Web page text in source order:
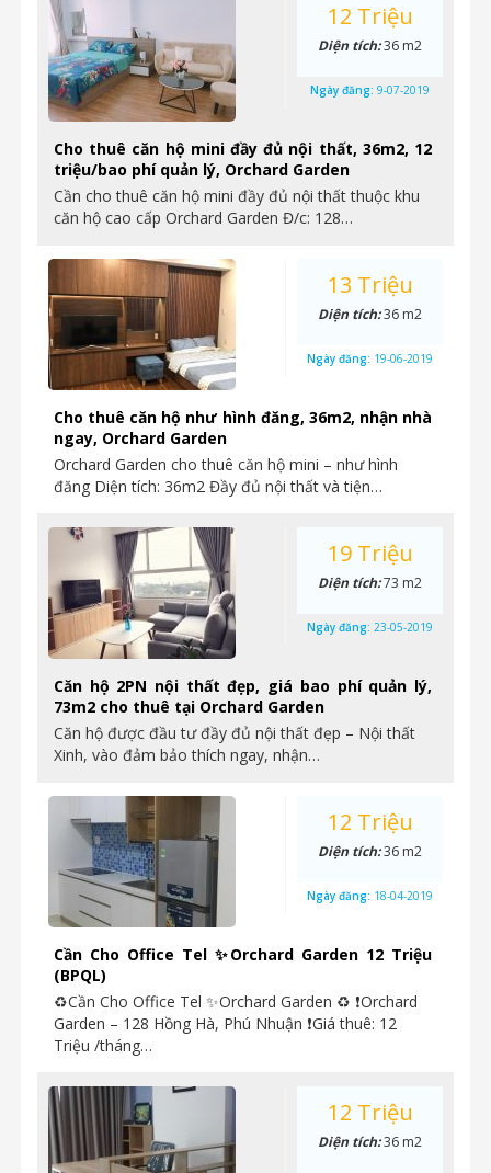
Cho thuê căn hộ mini đầy đủ nội thất, 36m2, 12
triệu/bao phí quản lý, Orchard Garden
Cần cho thuê căn hộ mini đầy đủ nội thất thuộc khu
căn hộ cao cấp Orchard Garden Đ/c: 128…
12 Triệu
Diện tích:36 m2
Ngày đăng: 9-07-2019
Cho thuê căn hộ như hình đăng, 36m2, nhận nhà
ngay, Orchard Garden
Orchard Garden cho thuê căn hộ mini – như hình
đăng Diện tích: 36m2 Đầy đủ nội thất và tiện…
13 Triệu
Diện tích:36 m2
Ngày đăng: 19-06-2019
Căn hộ 2PN nội thất đẹp, giá bao phí quản lý,
73m2 cho thuê tại Orchard Garden
Căn hộ được đầu tư đầy đủ nội thất đẹp – Nội thất
Xinh, vào đảm bảo thích ngay, nhận…
19 Triệu
Diện tích:73 m2
Ngày đăng: 23-05-2019
Cần Cho Office Tel ✨Orchard Garden 12 Triệu
(BPQL)
♻Cần Cho Office Tel ✨Orchard Garden ♻ ❗Orchard
Garden – 128 Hồng Hà, Phú Nhuận ❗Giá thuê: 12
Triệu /tháng…
12 Triệu
Diện tích:36 m2
Ngày đăng: 18-04-2019
12 Triệu
Diện tích:36 m2